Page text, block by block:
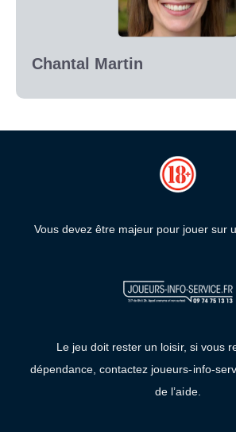
Chantal Martin
Vous devez être majeur pour jouer sur
Le jeu doit rester un loisir, si vous
dépendance, contactez joueurs-info-
de l’aide.